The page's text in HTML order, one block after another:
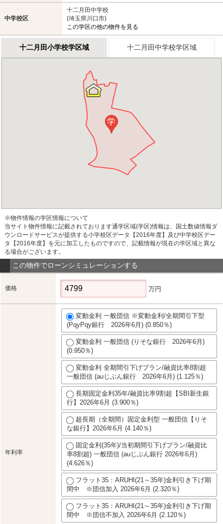
中学校区
十二月田中学校
(埼玉県川口市)
この学区の他の物件を見る
十二月田小学校学区域 十二月田中学校学区域
学
※物件情報の学区情報について
当サイト物件情報に記載されております通学区域(学区)情報は、国土数値情報ダ
ウンロードサービスが提供する小学校区データ【2016年度】及び中学校区デー
タ【2016年度】を元に加工したものですので、記載情報が現在の学区域と異な
る場合がございます。
この物件でローンシミュレーションする
価格 万円
年利率
変動金利 一般団信 ※変動金利/全期間引下型
(PqyPqy銀行 2026年6月) (0.850％)
変動金利 一般団信 (りそな銀行 2026年6月)
(0.950％)
変動金利 全期間引下げプラン/融資比率8割超
一般団信 (auじぶん銀行 2026年6月) (1.125％)
長期固定金利35年/融資比率9割超【SBI新生銀
行】2026年6月 (3.900％)
超長期（全期間）固定金利型 一般団信【りそ
な銀行】2026年6月 (4.140％)
固定金利(35年)/当初期間引下げプラン/融資比
率8割超) 一般団信 (auじぶん銀行 2026年6月)
(4.626％)
フラット35：ARUHI(21～35年)金利引き下げ期
間中 ※団信加入 2026年6月 (2.320％)
フラット35：ARUHI(21～35年)金利引き下げ期
間中 ※団信不加入 2026年6月 (2.120％)